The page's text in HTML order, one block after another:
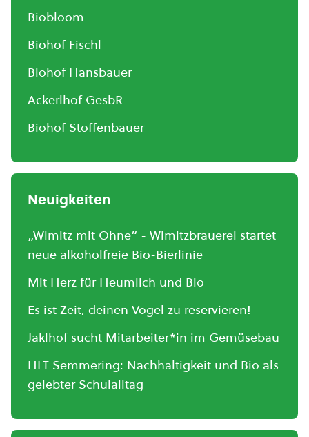
Biobloom
Biohof Fischl
Biohof Hansbauer
Ackerlhof GesbR
Biohof Stoffenbauer
Neuigkeiten
„Wimitz mit Ohne“ - Wimitzbrauerei startet
neue alkoholfreie Bio-Bierlinie
Mit Herz für Heumilch und Bio
Es ist Zeit, deinen Vogel zu reservieren!
Jaklhof sucht Mitarbeiter*in im Gemüsebau
HLT Semmering: Nachhaltigkeit und Bio als
gelebter Schulalltag